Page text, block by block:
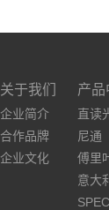
关于我们
企业简介
合作品牌
企业文化
产品
直读
尼通
傅里
意大